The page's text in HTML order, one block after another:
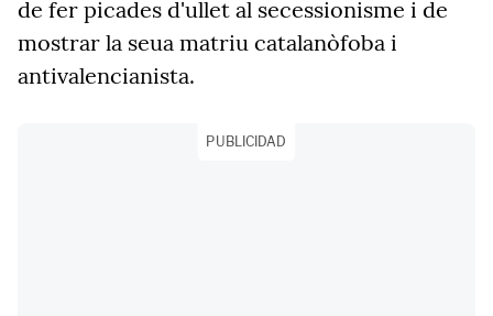
de fer picades d'ullet al secessionisme i de
mostrar la seua matriu catalanòfoba i
antivalencianista.
PUBLICIDAD